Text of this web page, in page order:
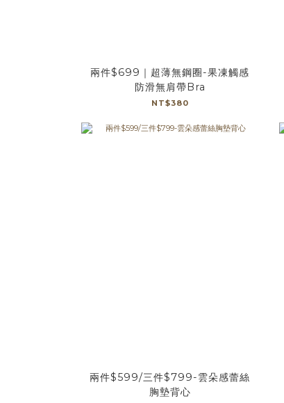
兩件$699｜超薄無鋼圈-果凍觸感
防滑無肩帶Bra
NT$380
兩件$599/三件$799-雲朵感蕾絲
胸墊背心